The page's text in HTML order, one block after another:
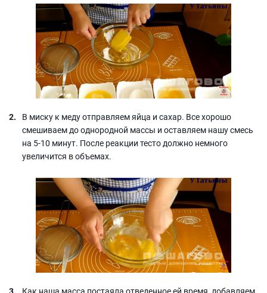
В миску к меду отправляем яйца и сахар. Все хорошо
смешиваем до однородной массы и оставляем нашу смесь
на 5-10 минут. После реакции тесто должно немного
увеличится в объемах.